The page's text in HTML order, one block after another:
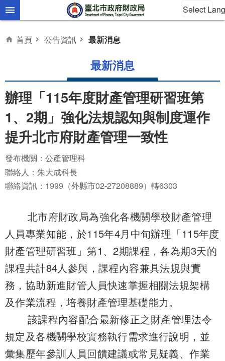
跳到主要內容區塊 Select
首頁 公告資訊 最新消息
最新消息
辦理「115年度財產管理研習班第
1、2期」強化法規認知與制度運作
提升北市府財產管理一致性
發布機關：公產管理科
聯絡人：朱大成科長
聯絡資訊：1999（外縣市02-27208889）轉6303
北市府財政局為強化各機關學校財產管理
人員專業知能，於115年4月中旬辦理「115年度
財產管理研習班」第1、2期課程，各為期3天的
課程共計84人參與，課程內容兼具法規與實
務，協助新進財管人員快速掌握相關法規架構
及作業流程，培養財產管理基礎能力。
該課程內容配合最新修正之財產管理法令
規定及各機關學校實務執行需求進行說明，並
彙集歷年參訓人員回饋建議或常見疑義、作業